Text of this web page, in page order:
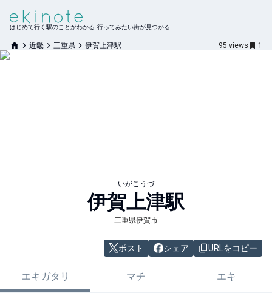
はじめて行く駅のことがわかる 行ってみたい街が見つかる
近畿 三重県 伊賀上津駅 95 views 1
いがこうづ
伊賀上津駅
三重県伊賀市
ポスト シェア URLをコピー
エキガタリ マチ エキ